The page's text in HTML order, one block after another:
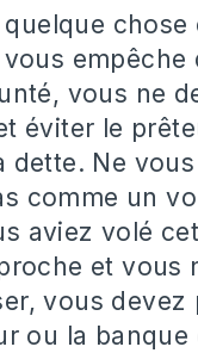
chose
empêche
vous ne
éviter le
dette. Ne vous
comme un
aviez volé
et vous
vous devez
ou la banque